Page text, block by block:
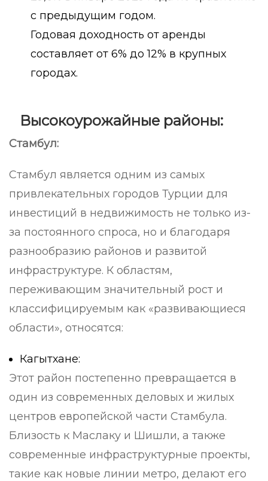
с предыдущим годом.
Годовая доходность от аренды
составляет от 6% до 12% в крупных
городах.
Высокоурожайные районы:
Стамбул:
Стамбул является одним из самых
привлекательных городов Турции для
инвестиций в недвижимость не только из-
за постоянного спроса, но и благодаря
разнообразию районов и развитой
инфраструктуре. К областям,
переживающим значительный рост и
классифицируемым как «развивающиеся
области», относятся:
Кагытхане:
Этот район постепенно превращается в
один из современных деловых и жилых
центров европейской части Стамбула.
Близость к Маслаку и Шишли, а также
современные инфраструктурные проекты,
такие как новые линии метро, ​​делают его